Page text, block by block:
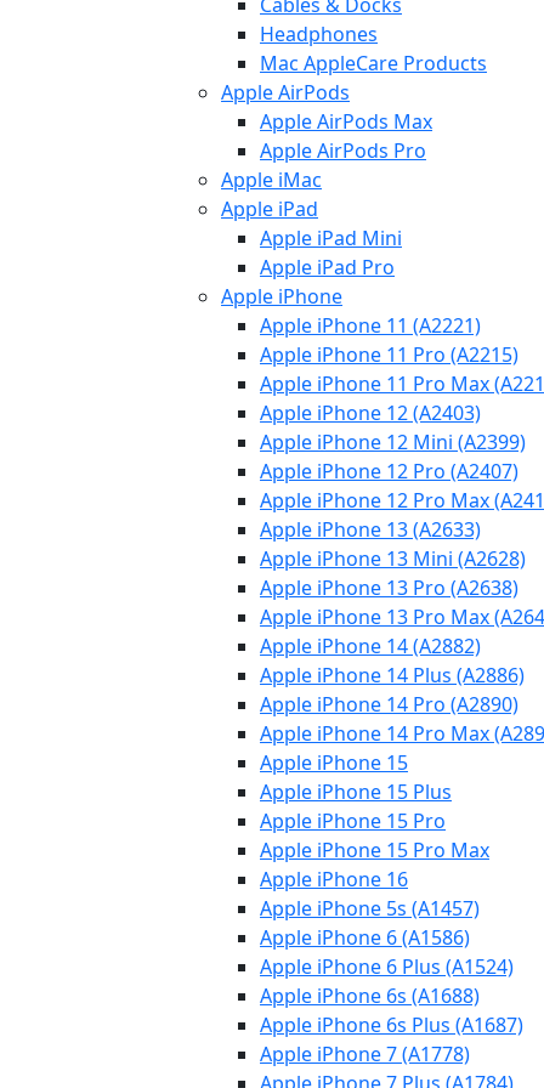
Headphones
Mac AppleCare Products
Apple AirPods
Apple AirPods Max
Apple AirPods Pro
Apple iMac
Apple iPad
Apple iPad Mini
Apple iPad Pro
Apple iPhone
Apple iPhone 11 (A2221)
Apple iPhone 11 Pro (A2215)
Apple iPhone 11 Pro Max
Apple iPhone 12 (A2403)
Apple iPhone 12 Mini (A2399)
Apple iPhone 12 Pro (A2407)
Apple iPhone 12 Pro Max
Apple iPhone 13 (A2633)
Apple iPhone 13 Mini (A2628)
Apple iPhone 13 Pro (A2638)
Apple iPhone 13 Pro Max
Apple iPhone 14 (A2882)
Apple iPhone 14 Plus (A2886)
Apple iPhone 14 Pro (A2890)
Apple iPhone 14 Pro Max
Apple iPhone 15
Apple iPhone 15 Plus
Apple iPhone 15 Pro
Apple iPhone 15 Pro Max
Apple iPhone 16
Apple iPhone 5s (A1457)
Apple iPhone 6 (A1586)
Apple iPhone 6 Plus (A1524)
Apple iPhone 6s (A1688)
Apple iPhone 6s Plus (A1687)
Apple iPhone 7 (A1778)